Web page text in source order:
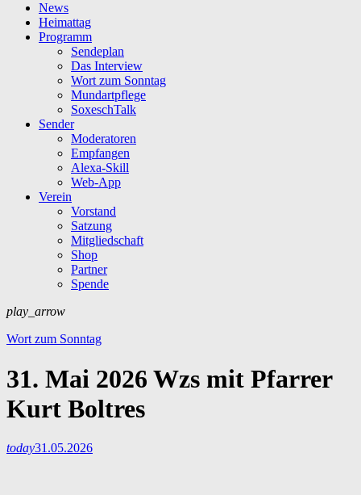
News
Heimattag
Programm
Sendeplan
Das Interview
Wort zum Sonntag
Mundartpflege
SoxeschTalk
Sender
Moderatoren
Empfangen
Alexa-Skill
Web-App
Verein
Vorstand
Satzung
Mitgliedschaft
Shop
Partner
Spende
play_arrow
Wort zum Sonntag
31. Mai 2026 Wzs mit Pfarrer
Kurt Boltres
today31.05.2026